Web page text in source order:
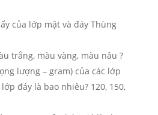
của lớp mặt và đáy Thùng
trắng, màu vàng, màu nâu ?
lượng – gram) của các lớp
đáy là bao nhiêu? 120, 150,